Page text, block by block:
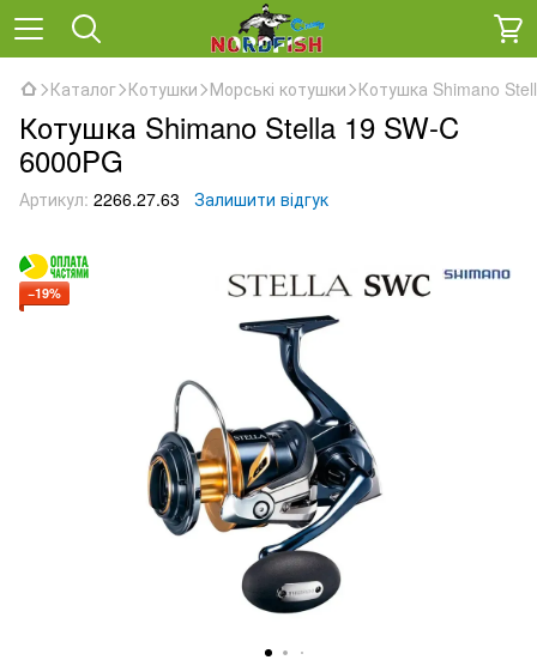
Каталог Котушки Морські котушки Котушка Shimano
Котушка Shimano Stella 19 SW-C
6000PG
Артикул: 2266.27.63 Залишити відгук
−19%